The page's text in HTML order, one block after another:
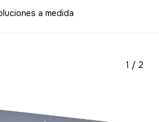
a medida
1 / 2